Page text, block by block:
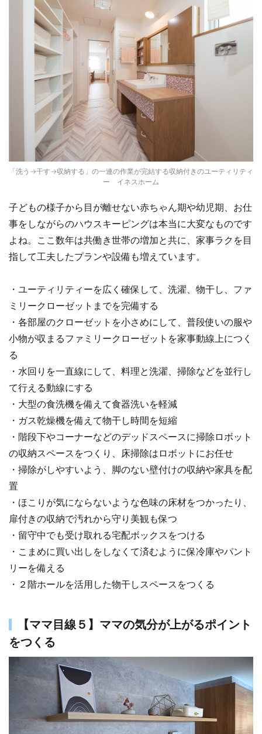
「洗う→干す→収納する」の一連の作業が完結する収納付きのユーティリティ
ー イネスホーム
子どもの様子から目が離せない赤ちゃん期や幼児期、お仕
事をしながらのハウスキーピングは本当に大変なものです
よね。ここ数年は共働き世帯の増加と共に、家事ラクを目
指して工夫したプランや設備も増えています。
・ユーティリティーを広く確保して、洗濯、物干し、ファ
ミリークローゼットまでを完備する
・各部屋のクローゼットを小さめにして、普段使いの服や
小物が収まるファミリークローゼットを家事動線上につく
る
・水回りを一直線にして、料理と洗濯、掃除などを並行し
て行える動線にする
・大型の食洗機を備えて食器洗いを軽減
・ガス乾燥機を備えて物干し時間を短縮
・階段下やコーナーなどのデッドスペースに掃除ロボット
の収納スペースをつくり、床掃除はロボットにお任せ
・掃除がしやすいよう、脚のない壁付けの収納や家具を配
置
・ほこりが気にならないような色味の床材をつかったり、
扉付きの収納で汚れから守り美観も保つ
・留守中でも受け取れる宅配ボックスをつける
・こまめに買い出しをしなくて済むように保冷庫やパント
リーを備える
・２階ホールを活用した物干しスペースをつくる
【ママ目線５】ママの気分が上がるポイント
をつくる